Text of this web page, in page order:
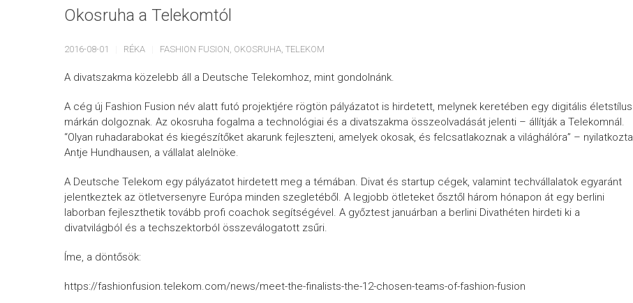
Okosruha a Telekomtól
2016-08-01 RÉKA FASHION FUSION, OKOSRUHA, TELEKOM
A divatszakma közelebb áll a Deutsche Telekomhoz, mint gondolnánk.
A cég új Fashion Fusion név alatt futó projektjére rögtön pályázatot is hirdetett, melynek keretében egy digitális életstílus
márkán dolgoznak. Az okosruha fogalma a technológiai és a divatszakma összeolvadását jelenti – állítják a Telekomnál.
“Olyan ruhadarabokat és kiegészítőket akarunk fejleszteni, amelyek okosak, és felcsatlakoznak a világhálóra” – nyilatkozta
Antje Hundhausen, a vállalat alelnöke.
A Deutsche Telekom egy pályázatot hirdetett meg a témában. Divat és startup cégek, valamint techvállalatok egyaránt
jelentkeztek az ötletversenyre Európa minden szegletéből. A legjobb ötleteket ősztől három hónapon át egy berlini
laborban fejleszthetik tovább profi coachok segítségével. A győztest januárban a berlini Divathéten hirdeti ki a
divatvilágból és a techszektorból összeválogatott zsűri.
Íme, a döntősök:
https://fashionfusion.telekom.com/news/meet-the-finalists-the-12-chosen-teams-of-fashion-fusion